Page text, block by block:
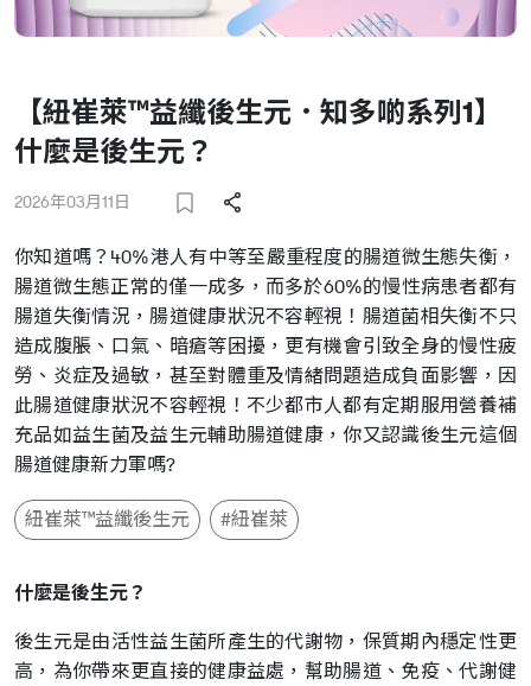
【紐崔萊™益纖後生元．知多啲系列1】
什麼是後生元？
2026年03月11日
你知道嗎？40%港人有中等至嚴重程度的腸道微生態失衡，
腸道微生態正常的僅一成多，而多於60%的慢性病患者都有
腸道失衡情況，腸道健康狀況不容輕視！ 腸道菌相失衡不只
造成腹脹、口氣、暗瘡等困擾，更有機會引致全身的慢性疲
勞、炎症及過敏，甚至對體重及情緒問題造成負面影響，因
此腸道健康狀況不容輕視！不少都市人都有定期服用營養補
充品如益生菌及益生元輔助腸道健康，你又認識後生元這個
腸道健康新力軍嗎?
紐崔萊™益纖後生元 #紐崔萊
什麼是後生元？
後生元是由活性益生菌所產生的代謝物，保質期內穩定性更
高，為你帶來更直接的健康益處，幫助腸道、免疫、代謝健